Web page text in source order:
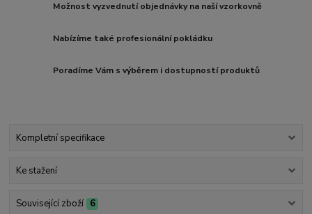
Možnost vyzvednutí objednávky na naší vzorkovně
Nabízíme také profesionální pokládku
Poradíme Vám s výběrem i dostupností produktů
Kompletní specifikace
Ke stažení
Související zboží 6